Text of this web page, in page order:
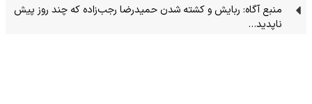
منبع آگاه: ربایش و کشته شدن حمیدرضا رجب‌زاده که چند روز پیش
ناپدید…